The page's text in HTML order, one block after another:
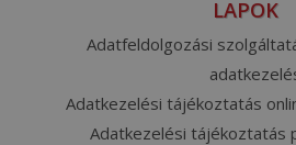
LAPOK
Adatfeldolgozási
Adatkezelési tájékoztatás
Adatkezelési tájékoztatás